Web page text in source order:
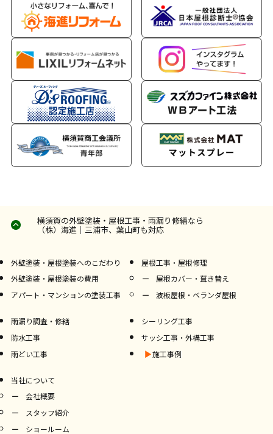
横須賀の外壁塗装・屋根工事・雨漏り修繕なら
（株）海進｜三浦市、葉山町も対応
外壁塗装・屋根塗装へのこだわり
外壁塗装・屋根塗装の費用
アパート・マンションの塗装工事
屋根工事・屋根修理
屋根カバー・葺き替え
波板屋根・ベランダ屋根
雨漏り調査・修繕
防水工事
雨どい工事
シーリング工事
サッシ工事・外構工事
施工事例
当社について
会社概要
スタッフ紹介
ショールーム